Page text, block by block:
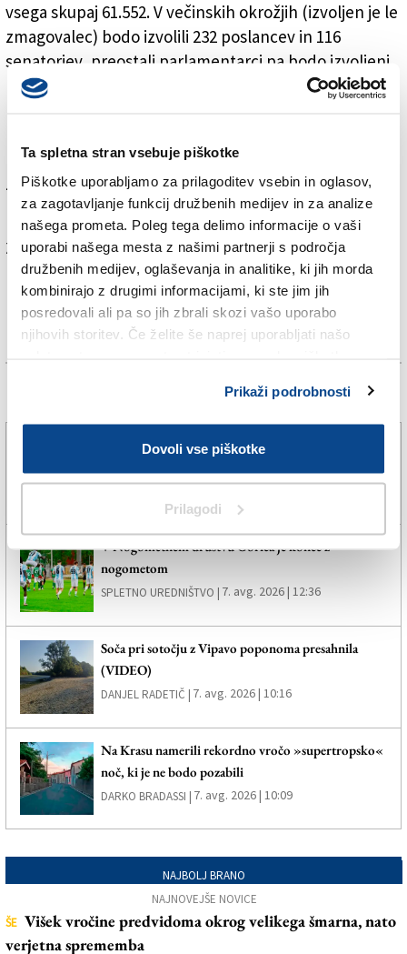
Ta spletna stran vsebuje piškotke
Piškotke uporabljamo za prilagoditev vsebin in oglasov,
za zagotavljanje funkcij družbenih medijev in za analize
našega prometa. Poleg tega delimo informacije o vaši
uporabi našega mesta z našimi partnerji s področja
družbenih medijev, oglaševanja in analitike, ki jih morda
kombinirajo z drugimi informacijami, ki ste jim jih
posredovali ali pa so jih zbrali skozi vašo uporabo
njihovih storitev. Če želite še naprej uporabljati našo
Prikaži podrobnosti
Dovoli vse piškotke
Prilagodi
vsega skupaj 61.552. V večinskih okrožjih (izvoljen je le
zmagovalec) bodo izvolili 232 poslancev in 116
senatorjev, preostali parlamentarci pa bodo izvoljeni
na strankarskih listah. Italijane v tujini bo zastopalo 12
Lombardiji. Glasovnice bodo začeli preštevati takoj po
zaprtju volišč, tako da bodo delni rezultati znani že v
noči na ponedeljek.
Za branje in pisanje komentarjevje potrebna prijava
»V teh desetih letih sem ogromno napredoval kot
7. avg. 2026 | 11:30
V Nogometnem društvu Gorica je konec z
nogometom
SPLETNO UREDNIŠTVO | 7. avg. 2026 | 12:36
Soča pri sotočju z Vipavo poponoma presahnila
(VIDEO)
DANJEL RADETIČ | 7. avg. 2026 | 10:16
Na Krasu namerili rekordno vročo »supertropsko«
noč, ki je ne bodo pozabili
DARKO BRADASSI | 7. avg. 2026 | 10:09
NAJBOLJ BRANO
NAJNOVEJŠE NOVICE
ŠE Višek vročine predvidoma okrog velikega šmarna, nato
verjetna sprememba